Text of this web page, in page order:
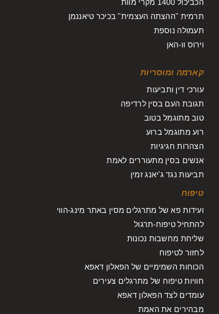
הכביכול 1400 מקרי מוות
תרמית "ההצתה העצמית" בכיכר טיאננמן
תעמולה נוספת
וירוס וו-האן
קארמה ומוסריות
עורכי דין ותביעות
תגובת העם בסין לרדיפה
טוב מתוגמל בטוב
רוע מתוגמל ברוע
הצהרות חגיגיות
אנשים בסין מתעוררים לאמת
תביעות נגד ג'יאנג זמין
טיפוח
ועידות פא של מתרגלים מסין באתר מינג-הווי
להתחיל טיפוח-תרגול
שליחת מחשבות נכונות
לחזור לטיפוח
הכוחות השמימיים של הפאלון דאפא
חוויות טיפוח של מתרגלים צעירים
עומדים לצד הפאלון דאפא
מבהירים את האמת